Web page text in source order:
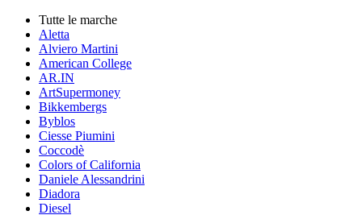
Tutte le marche
Aletta
Alviero Martini
American College
AR.IN
ArtSupermoney
Bikkembergs
Byblos
Ciesse Piumini
Coccodè
Colors of California
Daniele Alessandrini
Diadora
Diesel